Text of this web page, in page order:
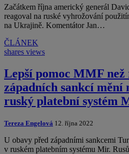
Začátkem října americký generál
reagoval na ruské vyhrožování
na Ukrajině. Komentátor Jan…
ČLÁNEK
shares views
Lepší pomoc MMF než
západních sankcí mění
ruský platební systém
Tereza Engelová 12. října 2022
U obavy před západními sankcemi
v ruském platebním systému Mir.